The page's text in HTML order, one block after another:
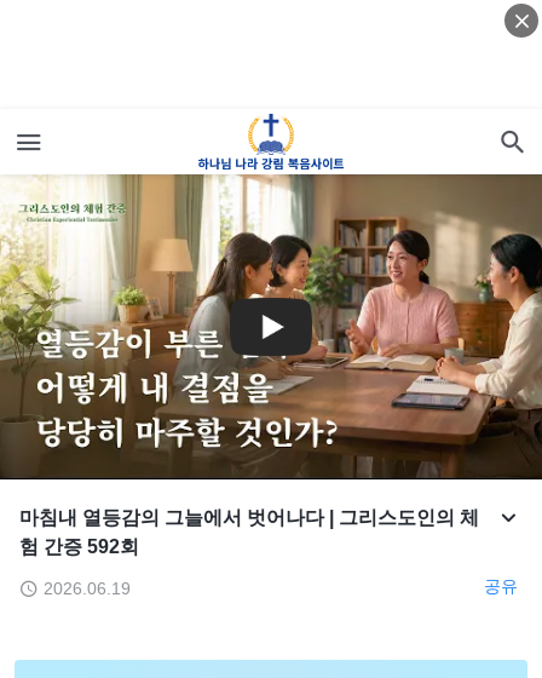
마침내 열등감의 그늘에서 벗어나다 | 그리스도인의 체
험 간증 592회
2026.06.19 공유